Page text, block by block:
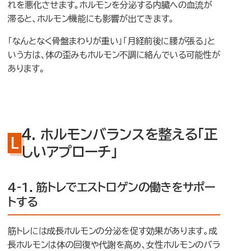
れを悪化させます。ホルモンを分泌する内臓への血流が
滞ると、ホルモン機能にも影響が出てきます。
「なんとなく骨盤まわりが重い」「月経前後に腰が張る」と
いう方は、体の歪みもホルモン不調に絡んでいる可能性が
あります。
4. ホルモンバランスを整える「正
しいアプローチ」
4-1. 筋トレでエストロゲンの働きをサポー
トする
筋トレには成長ホルモンの分泌を促す効果があります。成
長ホルモンは体の回復や代謝を高め、女性ホルモンのバラ